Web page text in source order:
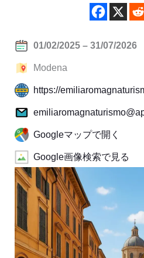
01/02/2025 – 31/07/2026
Modena
https://
Googleマップで開く
Google画像検索で見る